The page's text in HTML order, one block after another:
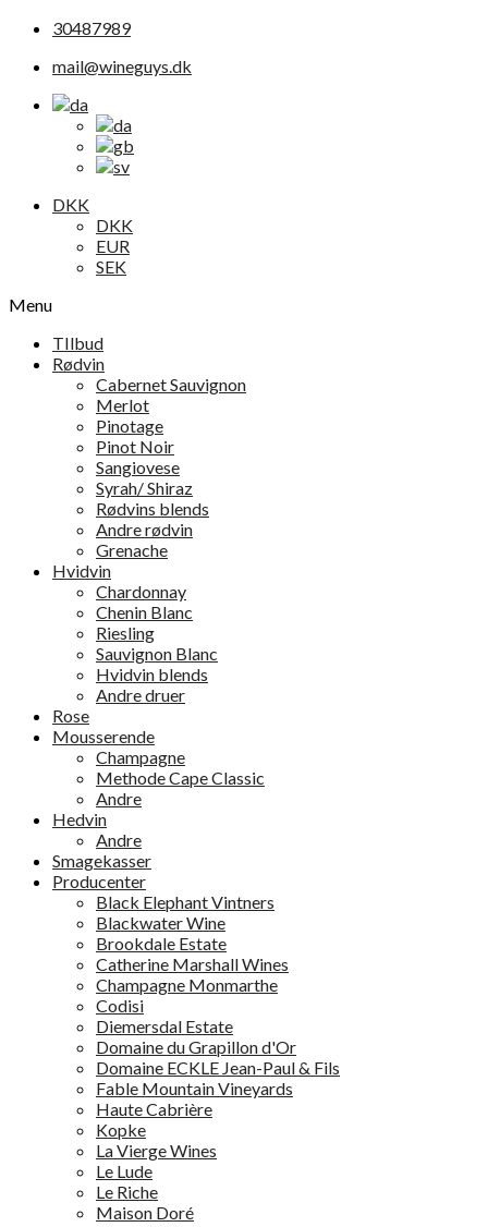
30487989
mail@wineguys.dk
DKK
DKK
EUR
SEK
Menu
TIlbud
Rødvin
Cabernet Sauvignon
Merlot
Pinotage
Pinot Noir
Sangiovese
Syrah/ Shiraz
Rødvins blends
Andre rødvin
Grenache
Hvidvin
Chardonnay
Chenin Blanc
Riesling
Sauvignon Blanc
Hvidvin blends
Andre druer
Rose
Mousserende
Champagne
Methode Cape Classic
Andre
Hedvin
Andre
Smagekasser
Producenter
Black Elephant Vintners
Blackwater Wine
Brookdale Estate
Catherine Marshall Wines
Champagne Monmarthe
Codisi
Diemersdal Estate
Domaine du Grapillon d'Or
Domaine ECKLE Jean-Paul & Fils
Fable Mountain Vineyards
Haute Cabrière
Kopke
La Vierge Wines
Le Lude
Le Riche
Maison Doré